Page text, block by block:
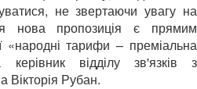
не звертаючи увагу на
нова пропозиція є прямим
«народні тарифи – преміальна
відділу зв'язків з
Вікторія Рубан.